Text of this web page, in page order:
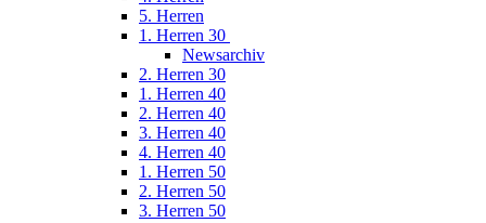
5. Herren
1. Herren 30
Newsarchiv
2. Herren 30
1. Herren 40
2. Herren 40
3. Herren 40
4. Herren 40
1. Herren 50
2. Herren 50
3. Herren 50